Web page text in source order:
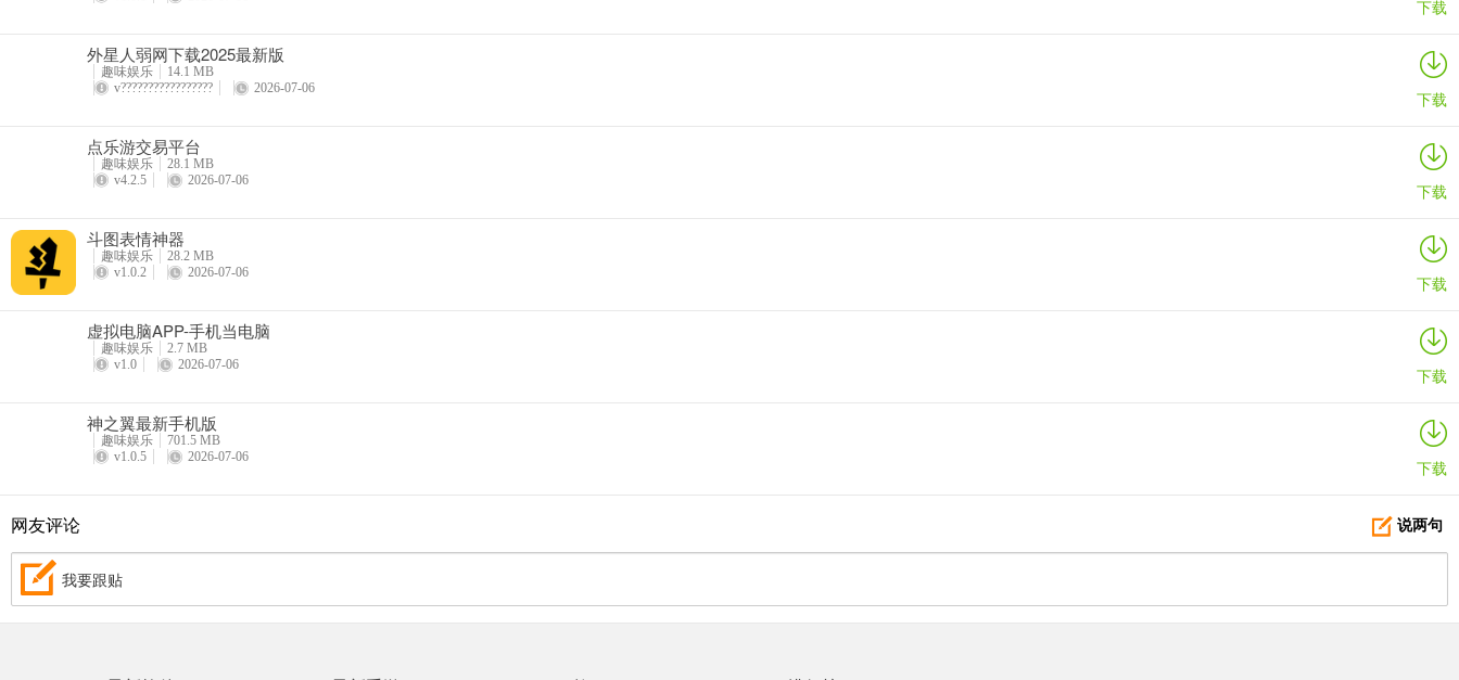
下载
​外星人弱网下载2025最新版
趣味娱乐
14.1 MB
v?????????????????
2026-07-06 下载
点乐游交易平台
趣味娱乐
28.1 MB
v4.2.5
2026-07-06 下载
斗图表情神器
趣味娱乐
28.2 MB
v1.0.2
2026-07-06 下载
虚拟电脑APP-手机当电脑
趣味娱乐
2.7 MB
v1.0
2026-07-06 下载
神之翼最新手机版
趣味娱乐
701.5 MB
v1.0.5
2026-07-06 下载
说两句
网友评论
我要跟贴